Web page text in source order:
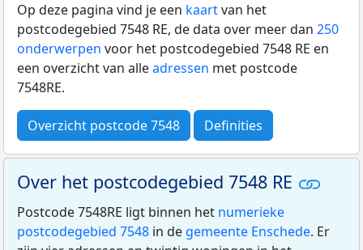
Op deze pagina vind je een kaartvan het
postcodegebied 7548 RE, de data over meer dan 250
onderwerpen voor het postcodegebied 7548 RE en
een overzicht van alleadressen met postcode
7548RE.
Overzicht postcode 7548 Definities
Over het postcodegebied 7548 RE
Postcode 7548RE ligt binnen het numerieke
postcodegebied 7548 in de gemeente Enschede. Er